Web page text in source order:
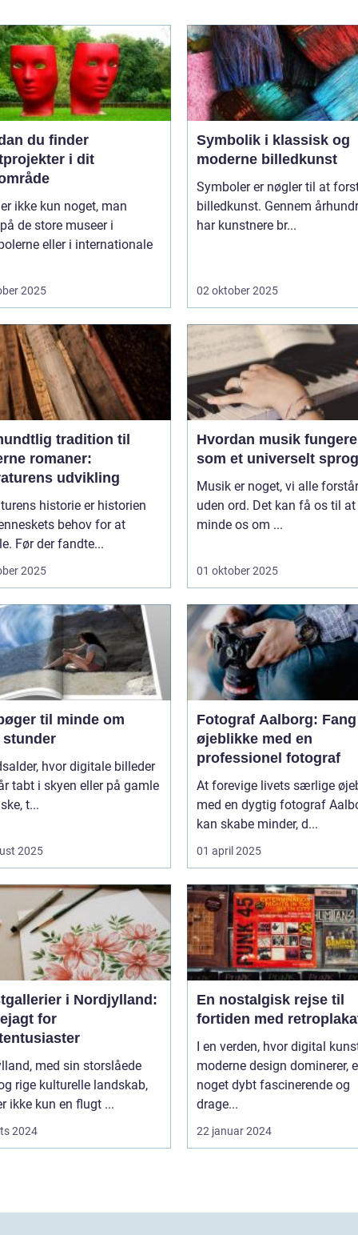
du finder
i dit
ikke kun noget, man
de store museer i
eller i internationale
2025
Symbolik i klassisk og
moderne billedkunst
Symboler er nøgler til at
billedkunst. Gennem
har kunstnere br...
02 oktober 2025
tradition til
romaner:
udvikling
historie er historien
behov for at
Før der fandte...
2025
Hvordan musik
som et universelt sprog
Musik er noget, vi alle
uden ord. Det kan få os til
minde os om ...
01 oktober 2025
til minde om
stunder
hvor digitale billeder
tabt i skyen eller på gamle
t...
2025
Fotograf Aalborg:
øjeblikke med en
professionel fotograf
At forevige livets særlige
med en dygtig fotograf
kan skabe minder, d...
01 april 2025
i Nordjylland:
for
med sin storslåede
rige kulturelle landskab,
ikke kun en flugt ...
2024
En nostalgisk rejse til
fortiden med
I en verden, hvor digital
moderne design dominerer,
noget dybt fascinerende og
drage...
22 januar 2024